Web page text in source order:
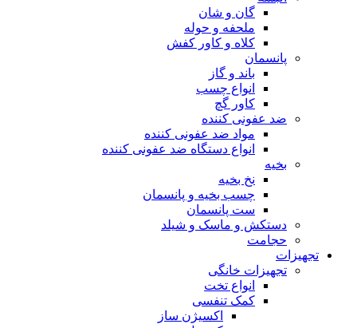
گان و شان
ملحفه و حوله
کلاه و کاور کفش
پانسمان
باند و گاز
انواع چسب
کاور گچ
ضد عفونی کننده
مواد ضد عفونی کننده
انواع دستگاه ضد عفونی کننده
بخیه
نخ بخیه
چسب بخیه و پانسمان
ست پانسمان
دستکش و ماسک و شیلد
حجامت
تجهیزات
تجهیزات خانگی
انواع تخت
کمک تنفسی
اکسیژن ساز